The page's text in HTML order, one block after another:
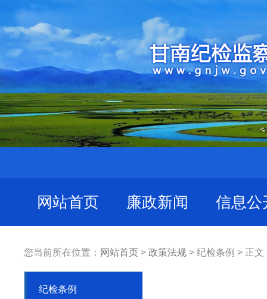
网站首页 廉政新闻 信息公
您当前所在位置： 网站首页 > 政策法规 > 纪检条例 > 正文
纪检条例